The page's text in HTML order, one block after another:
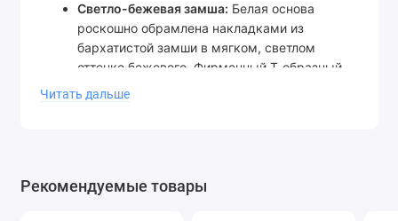
Светло-бежевая замша: Белая основа
роскошно обрамлена накладками из
бархатистой замши в мягком, светлом
оттенке бежевого. Фирменный Т-образный
добавляют паре визуального объема,
пятке сделаны из гладкой кожи чуть более
Читать дальше
Рекомендуемые товары